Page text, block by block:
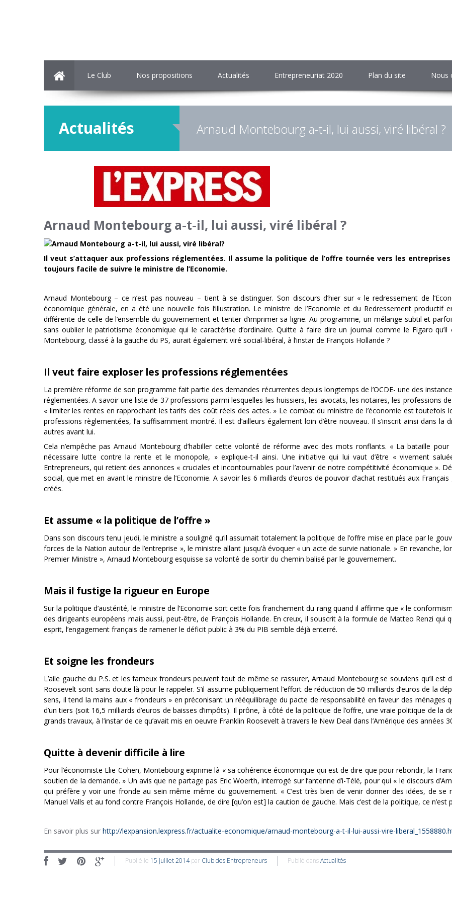
Le Club Nos propositions Actualités Entrepreneuriat 2020 Plan du site Nous
Actualités Arnaud Montebourg a-t-il, lui aussi, viré libéral ?
Arnaud Montebourg a-t-il, lui aussi, viré libéral ?
Il veut s’attaquer aux professions réglementées. Il assume la politique de l’offre tournée vers les
toujours facile de suivre le ministre de l’Economie.
Arnaud Montebourg – ce n’est pas nouveau – tient à se distinguer. Son discours d’hier sur « le redressement de
économique générale, en a été une nouvelle fois l’illustration. Le ministre de l’Economie et du Redressement
différente de celle de l’ensemble du gouvernement et tenter d’imprimer sa ligne. Au programme, un mélange subtil et
sans oublier le patriotisme économique qui le caractérise d’ordinaire. Quitte à faire dire un journal comme le Figaro qu’il
Montebourg, classé à la gauche du PS, aurait également viré social-libéral, à l’instar de François Hollande ?
Il veut faire exploser les professions réglementées
La première réforme de son programme fait partie des demandes récurrentes depuis longtemps de l’OCDE- une des
réglementées. A savoir une liste de 37 professions parmi lesquelles les huissiers, les avocats, les notaires, les professions
« limiter les rentes en rapprochant les tarifs des coût réels des actes. » Le combat du ministre de l’économie est toutefois
professions règlementées, l’a suffisamment montré. Il est d’ailleurs également loin d’être nouveau. Il s’inscrit ainsi dans
autres avant lui.
Cela n’empêche pas Arnaud Montebourg d’habiller cette volonté de réforme avec des mots ronflants. « La bataille
nécessaire lutte contre la rente et le monopole, » explique-t-il ainsi. Une initiative qui lui vaut d’être « vivement
Entrepreneurs, qui retient des annonces « cruciales et incontournables pour l’avenir de notre compétitivité économique ».
social, que met en avant le ministre de l’Economie. A savoir les 6 milliards d’euros de pouvoir d’achat restitués aux
créés.
Et assume « la politique de l’offre »
Dans son discours tenu jeudi, le ministre a souligné qu’il assumait totalement la politique de l’offre mise en place par le
forces de la Nation autour de l’entreprise », le ministre allant jusqu’à évoquer « un acte de survie nationale. » En revanche,
Premier Ministre », Arnaud Montebourg esquisse sa volonté de sortir du chemin balisé par le gouvernement.
Mais il fustige la rigueur en Europe
Sur la politique d’austérité, le ministre de l’Economie sort cette fois franchement du rang quand il affirme que « le
des dirigeants européens mais aussi, peut-être, de François Hollande. En creux, il souscrit à la formule de Matteo Renzi qui
esprit, l’engagement français de ramener le déficit public à 3% du PIB semble déjà enterré.
Et soigne les frondeurs
L’aile gauche du P.S. et les fameux frondeurs peuvent tout de même se rassurer, Arnaud Montebourg se souviens qu’il est
Roosevelt sont sans doute là pour le rappeler. S’il assume publiquement l’effort de réduction de 50 milliards d’euros de la
sens, il tend la mains aux « frondeurs » en préconisant un rééquilibrage du pacte de responsabilité en faveur des ménages
d’un tiers (soit 16,5 milliards d’euros de baisses d’impôts). Il prône, à côté de la politique de l’offre, une vraie politique de
grands travaux, à l’instar de ce qu’avait mis en oeuvre Franklin Roosevelt à travers le New Deal dans l’Amérique des années
Quitte à devenir difficile à lire
Pour l’économiste Elie Cohen, Montebourg exprime là « sa cohérence économique qui est de dire que pour rebondir, la
soutien de la demande. » Un avis que ne partage pas Eric Woerth, interrogé sur l’antenne d’i-Télé, pour qui « le discours
qui préfère y voir une fronde au sein même même du gouvernement. « C’est très bien de venir donner des idées, de
Manuel Valls et au fond contre François Hollande, de dire [qu’on est] la caution de gauche. Mais c’est de la politique, ce n’est
En savoir plus sur http://lexpansion.lexpress.fr/actualite-economique/arnaud-montebourg-a-t-il-lui-aussi-vire-
Publié le 15 juillet 2014par Club des Entrepreneurs Publié dansActualités